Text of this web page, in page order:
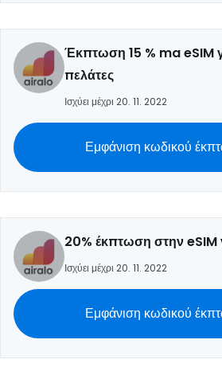
Έκπτωση 15 % ma eSIM
πελάτες
Ισχύει μέχρι 20. 11. 2022
Εμφάνιση κωδικού
20% έκπτωση στην eSIM
Ισχύει μέχρι 20. 11. 2022
Εμφάνιση κωδικού